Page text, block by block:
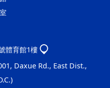
體育館1樓
Daxue Rd., East Dist.,